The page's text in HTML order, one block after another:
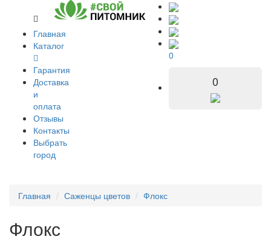
Главная
Каталог
Гарантия
Доставка
и
оплата
Отзывы
Контакты
Выбрать
город
0
0
Главная Саженцы цветов Флокс
Флокс